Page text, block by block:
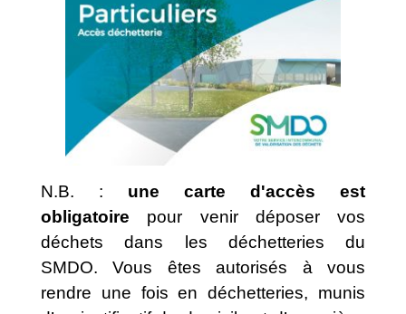
N.B. : une carte d'accès est
obligatoire pour venir déposer vos
déchets dans les déchetteries du
SMDO. Vous êtes autorisés à vous
rendre une fois en déchetteries, munis